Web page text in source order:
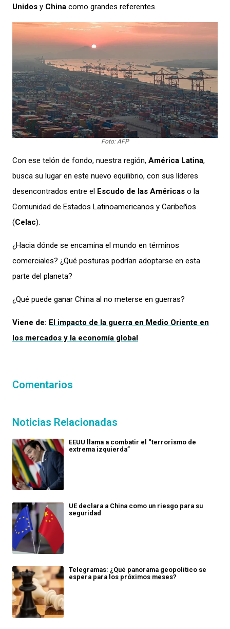
Unidos y China como grandes referentes.
Foto: AFP
Con ese telón de fondo, nuestra región, América Latina,
busca su lugar en este nuevo equilibrio, con sus líderes
desencontrados entre el
Escudo de las Américas o la
Comunidad de Estados Latinoamericanos y Caribeños
(Celac).
¿Hacia dónde se encamina el mundo en términos
comerciales? ¿Qué posturas podrían adoptarse en esta
parte del planeta?
¿Qué puede ganar China al no meterse en guerras?
Viene de: El impacto de la guerra en Medio Oriente en
los mercados y la economía global
Comentarios
Noticias Relacionadas
EEUU llama a combatir el “terrorismo de
extrema izquierda”
UE declara a China como un riesgo para su
seguridad
Telegramas: ¿Qué panorama geopolítico se
espera para los próximos meses?